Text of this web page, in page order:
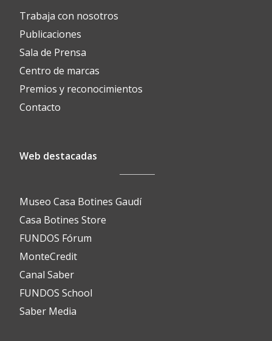
Trabaja con nosotros
Publicaciones
Sala de Prensa
Centro de marcas
Premios y reconocimientos
Contacto
Web destacadas
Museo Casa Botines Gaudí
Casa Botines Store
FUNDOS Fórum
MonteCredit
Canal Saber
FUNDOS School
Saber Media